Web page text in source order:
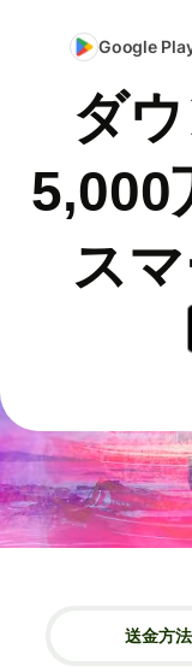
Google
ダ
5,000
ス
送金方法